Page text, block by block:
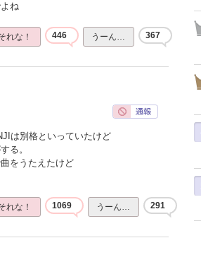
ね
れな！ 446 うーん… 367
は別格といっていたけど
る。
をうたえたけど
れな！ 1069 うーん… 291